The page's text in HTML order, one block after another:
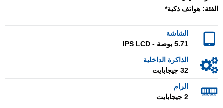
الفئة: هواتف ذكية*
الشاشة
5.71 بوصة - IPS LCD
الذاكرة الداخلية
32 جيجابايت
الرام
2 جيجابايت